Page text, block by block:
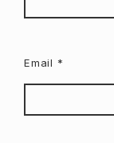
Email *